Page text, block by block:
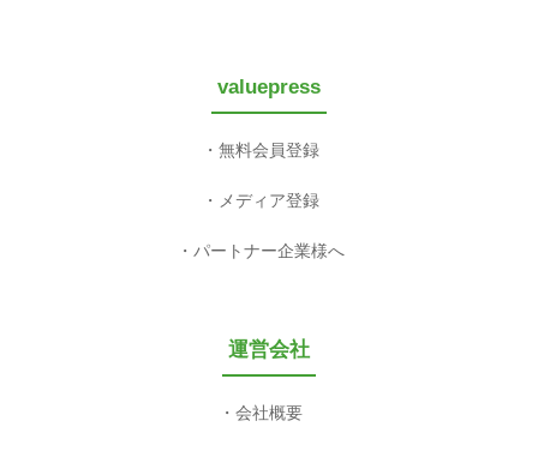
valuepress
無料会員登録
メディア登録
パートナー企業様へ
運営会社
会社概要